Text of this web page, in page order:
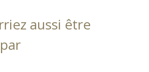
aussi être